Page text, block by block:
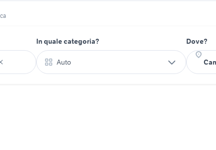
In quale categoria?
Auto
Dove?